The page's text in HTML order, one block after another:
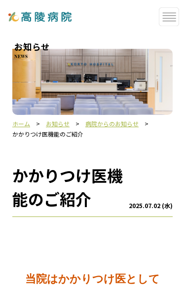
お知らせ
NEWS
ホーム > お知らせ > 病院からのお知らせ
>
かかりつけ医機能のご紹介
かかりつけ医機
能のご紹介
2025.07.02 (水)
当院はかかりつけ医として